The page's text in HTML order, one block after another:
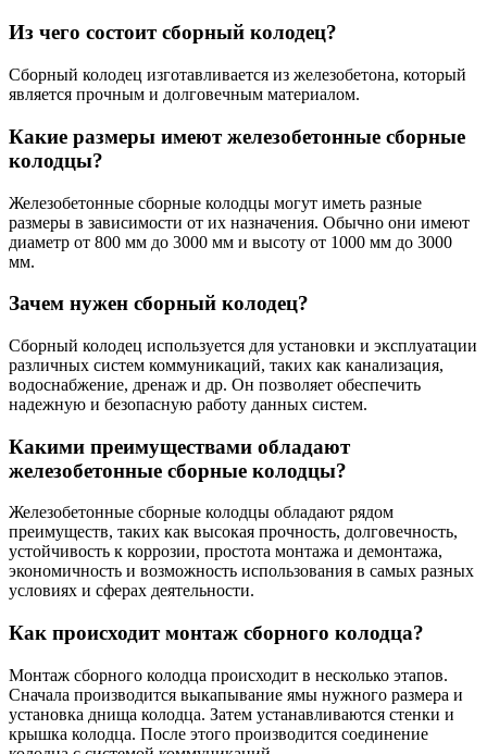
Из чего состоит сборный колодец?
Сборный колодец изготавливается из железобетона, который
является прочным и долговечным материалом.
Какие размеры имеют железобетонные сборные
колодцы?
Железобетонные сборные колодцы могут иметь разные
размеры в зависимости от их назначения. Обычно они имеют
диаметр от 800 мм до 3000 мм и высоту от 1000 мм до 3000
мм.
Зачем нужен сборный колодец?
Сборный колодец используется для установки и эксплуатации
различных систем коммуникаций, таких как канализация,
водоснабжение, дренаж и др. Он позволяет обеспечить
надежную и безопасную работу данных систем.
Какими преимуществами обладают
железобетонные сборные колодцы?
Железобетонные сборные колодцы обладают рядом
преимуществ, таких как высокая прочность, долговечность,
устойчивость к коррозии, простота монтажа и демонтажа,
экономичность и возможность использования в самых разных
условиях и сферах деятельности.
Как происходит монтаж сборного колодца?
Монтаж сборного колодца происходит в несколько этапов.
Сначала производится выкапывание ямы нужного размера и
установка днища колодца. Затем устанавливаются стенки и
крышка колодца. После этого производится соединение